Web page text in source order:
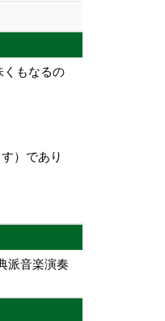
くもなるの
）であり
派音楽演奏